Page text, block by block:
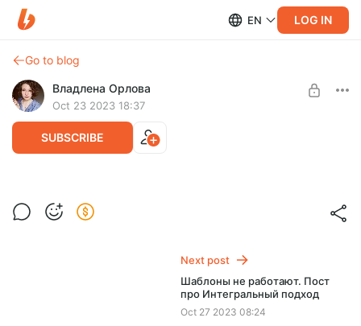
EN LOG IN
Go to blog
Владлена Орлова
Oct 23 2023 18:37
SUBSCRIBE
Как чат GPT генерит нам сказки про
softskills по морфологии Проппа
🦄 Как мы масштабируем этот контент
UNLOCK POST
Next post
Шаблоны не работают. Пост
про Интегральный подход
Oct 27 2023 08:24